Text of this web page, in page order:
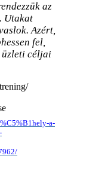
az
Utakat
Azért,
fel,
üzleti céljai
a-